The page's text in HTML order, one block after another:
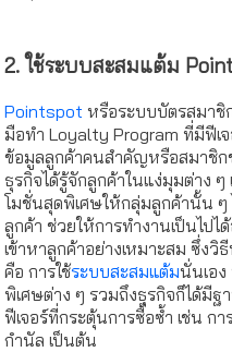
2. ใช้ระบบสะสมแต้ม
Pointspot หรือระบบบัตรสมาชิ
มือทำ Loyalty Program ที่มีฟีเ
ข้อมูลลูกค้าคนสำคัญหรือสมาชิก
ธุรกิจได้รู้จักลูกค้าในแง่มุมต่าง ๆ
โมชั่นสุดพิเศษให้กลุ่มลูกค้านั้น ๆ
ลูกค้า ช่วยให้การทำงานเป็นไป
เข้าหาลูกค้าอย่างเหมาะสม ซึ่ง
คือ การใช้ระบบสะสมแต้มนั่นเอ
พิเศษต่าง ๆ รวมถึงธุรกิจก็ได้มี
ฟีเจอร์ที่กระตุ้นการซื้อซ้ำ เช่น ก
กำนัล เป็นต้น